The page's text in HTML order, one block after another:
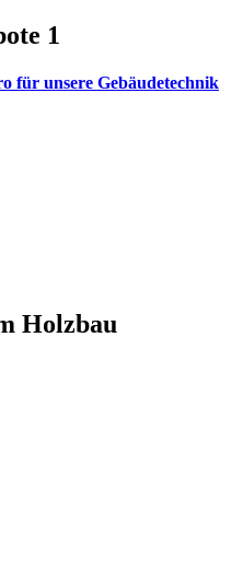
1
für unsere Gebäudetechnik
Holzbau